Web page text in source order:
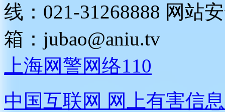
线：021-31268888 网站
箱： jubao@aniu.tv
上海网警网络110
中国互联网 网上有害信